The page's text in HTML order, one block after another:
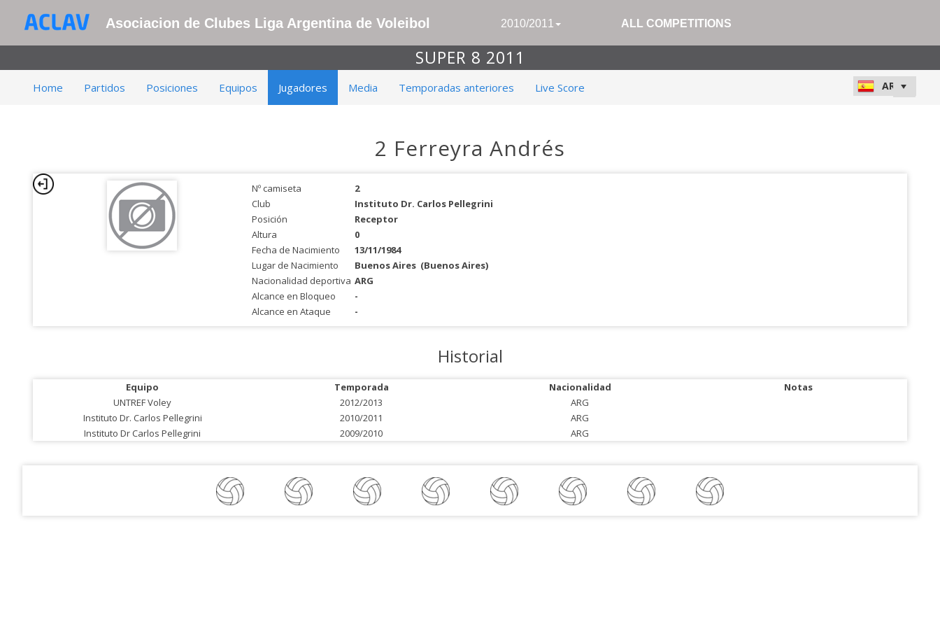
Asociacion de Clubes Liga Argentina de Voleibol 2010/2011 ALL COMPETITIONS
SUPER 8 2011
Home Partidos Posiciones Equipos Jugadores Media Temporadas anteriores Live Score
2 Ferreyra Andrés
Nº camiseta
2
Club
Instituto Dr. Carlos Pellegrini
Posición
Receptor
Altura
0
Fecha de Nacimiento
13/11/1984
Lugar de Nacimiento
Buenos Aires (Buenos Aires)
Nacionalidad deportiva ARG
Alcance en Bloqueo
-
Alcance en Ataque
-
Historial
Equipo Temporada Nacionalidad
Notas
UNTREF Voley
2012/2013
ARG
Instituto Dr. Carlos Pellegrini
2010/2011
ARG
Instituto Dr Carlos Pellegrini
2009/2010 ARG